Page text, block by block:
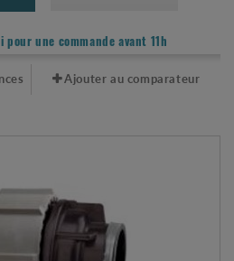
pour une commande avant 11h
Ajouter au comparateur